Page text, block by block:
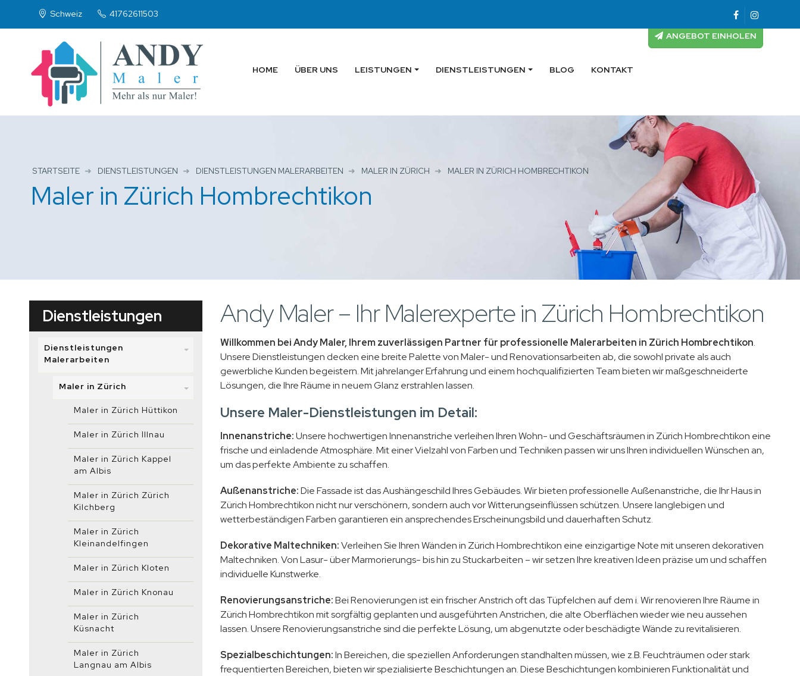
Schweiz 41762611503
HOME ÜBER UNS LEISTUNGEN DIENSTLEISTUNGEN BLOG KONTAKT
ANGEBOT EINHOLEN
STARTSEITE DIENSTLEISTUNGEN DIENSTLEISTUNGEN MALERARBEITEN MALER IN ZÜRICH MALER IN ZÜRICH HOMBRECHTIKON
Maler in Zürich Hombrechtikon
Andy Maler – Ihr Malerexperte in Zürich Hombrechtikon
Willkommen bei Andy Maler, Ihrem zuverlässigen Partner für professionelle Malerarbeiten in Zürich Hombrechtikon.
Unsere Dienstleistungen decken eine breite Palette von Maler- und Renovationsarbeiten ab, die sowohl private als auch
gewerbliche Kunden begeistern. Mit jahrelanger Erfahrung und einem hochqualifizierten Team bieten wir maßgeschneiderte
Lösungen, die Ihre Räume in neuem Glanz erstrahlen lassen.
Unsere Maler-Dienstleistungen im Detail:
Innenanstriche:Unsere hochwertigen Innenanstriche verleihen Ihren Wohn- und Geschäftsräumen in Zürich Hombrechtikon eine
frische und einladende Atmosphäre. Mit einer Vielzahl von Farben und Techniken passen wir uns Ihren individuellen Wünschen an,
um das perfekte Ambiente zu schaffen.
Außenanstriche:Die Fassade ist das Aushängeschild Ihres Gebäudes. Wir bieten professionelle Außenanstriche, die Ihr Haus in
Zürich Hombrechtikon nicht nur verschönern, sondern auch vor Witterungseinflüssen schützen. Unsere langlebigen und
wetterbeständigen Farben garantieren ein ansprechendes Erscheinungsbild und dauerhaften Schutz.
Dekorative Maltechniken:Verleihen Sie Ihren Wänden in Zürich Hombrechtikon eine einzigartige Note mit unseren dekorativen
Maltechniken. Von Lasur- über Marmorierungs- bis hin zu Stuckarbeiten – wir setzen Ihre kreativen Ideen präzise um und schaffen
individuelle Kunstwerke.
Renovierungsanstriche:Bei Renovierungen ist ein frischer Anstrich oft das Tüpfelchen auf dem i. Wir renovieren Ihre Räume in
Zürich Hombrechtikon mit sorgfältig geplanten und ausgeführten Anstrichen, die alte Oberflächen wieder wie neu aussehen
lassen. Unsere Renovierungsanstriche sind die perfekte Lösung, um abgenutzte oder beschädigte Wände zu revitalisieren.
Spezialbeschichtungen:In Bereichen, die speziellen Anforderungen standhalten müssen, wie z.B. Feuchträumen oder stark
frequentierten Bereichen, bieten wir spezialisierte Beschichtungen an. Diese Beschichtungen kombinieren Funktionalität und
Dienstleistungen
Dienstleistungen
Malerarbeiten
Maler in Zürich
Maler in Zürich Hüttikon
Maler in Zürich Illnau
Maler in Zürich Kappel
am Albis
Maler in Zürich Zürich
Kilchberg
Maler in Zürich
Kleinandelfingen
Maler in Zürich Kloten
Maler in Zürich Knonau
Maler in Zürich
Küsnacht
Maler in Zürich
Langnau am Albis